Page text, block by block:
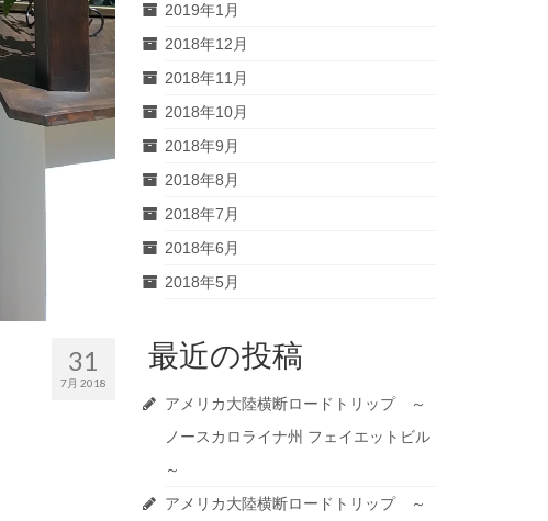
31
7月 2018
2019年1月
2018年12月
2018年11月
2018年10月
2018年9月
2018年8月
2018年7月
2018年6月
2018年5月
最近の投稿
アメリカ大陸横断ロードトリップ ～
ノースカロライナ州 フェイエットビル
～
アメリカ大陸横断ロードトリップ ～